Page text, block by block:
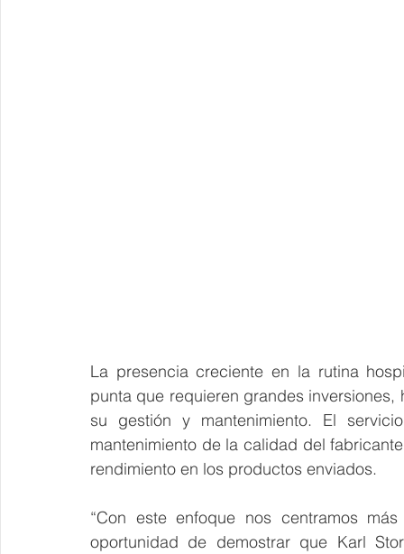
La presencia creciente en la rutina
punta que requieren grandes
su gestión y mantenimiento. El
mantenimiento de la calidad del
rendimiento en los productos enviados.
“Con este enfoque nos centramos
oportunidad de demostrar que Karl